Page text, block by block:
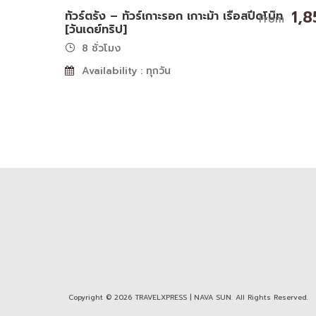
ทัวร์ตรัง – ทัวร์เกาะรอก เกาะม้า เรือสปีดโบ๊ท
[วันเดย์ทริป]
From
8 ชั่วโมง
Availability : ทุกวัน
Copyright © 2026 TRAVELXPRESS | NAVA SUN. All Rights Reserved.